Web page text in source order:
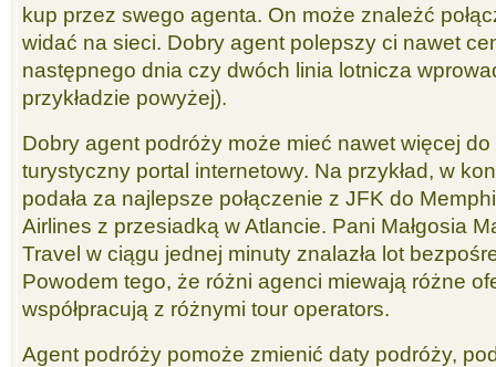
kup przez swego agenta. On może znależć
widać na sieci. Dobry agent polepszy ci nawet
następnego dnia czy dwóch linia lotnicza
przykładzie powyżej).
Dobry agent podróży może mieć nawet więcej
turystyczny portal internetowy. Na przykład, w
podała za najlepsze połączenie z JFK do
Airlines z przesiadką w Atlancie. Pani Małgosia
Travel w ciągu jednej minuty znalazła lot
Powodem tego, że różni agenci miewają różne
współpracują z różnymi tour operators.
Agent podróży pomoże zmienić daty podróży,